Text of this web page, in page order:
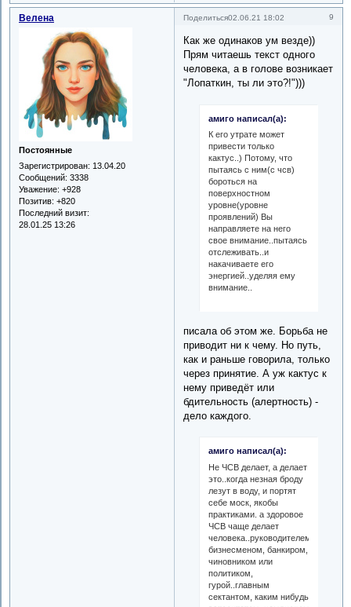
Поделиться 9
02.06.21 18:02
Велена
Постоянные
Зарегистрирован: 13.04.20
Сообщений: 3338
Уважение: +928
Позитив: +820
Последний визит:
28.01.25 13:26
Как же одинаков ум везде))
Прям читаешь текст одного
человека, а в голове возникает
"Лопаткин, ты ли это?!")))
амиго написал(а):
К его утрате может
привести только
кактус..) Потому, что
пытаясь с ним(с чсв)
бороться на
поверхностном
уровне(уровне
проявлений) Вы
направляете на него
свое внимание..пытаясь
отслеживать..и
накачиваете его
энергией..уделяя ему
внимание..
писала об этом же. Борьба не
приводит ни к чему. Но путь,
как и раньше говорила, только
через принятие. А уж кактус к
нему приведёт или
бдительность (алертность) -
дело каждого.
амиго написал(а):
Не ЧСВ делает, а делает
это..когда незная броду
лезут в воду, и портят
себе моск, якобы
практиками. а здоровое
ЧСВ чаще делает
человека..руководителем,
бизнесменом, банкиром,
чиновником или
политиком,
гурой..главным
сектантом, каким нибудь